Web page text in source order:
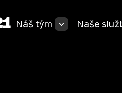
Náš tým Naše